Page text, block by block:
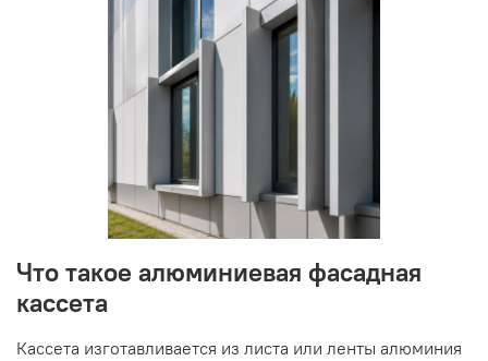
Что такое алюминиевая фасадная
кассета
Кассета изготавливается из листа или ленты алюминия